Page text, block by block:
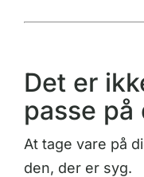
Det er
passe på
At tage vare på
den, der er syg.